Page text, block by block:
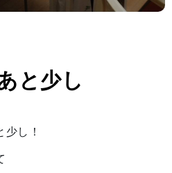
と少し
少し！